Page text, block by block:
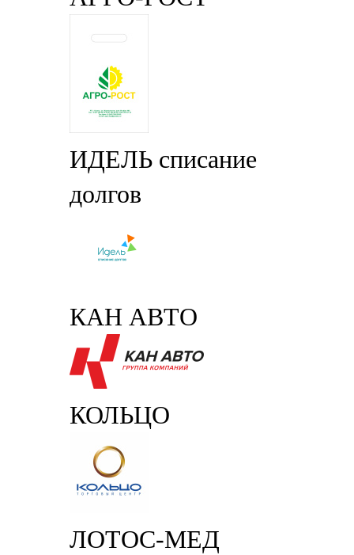
ИДЕЛЬ списание
долгов
КАН АВТО
КОЛЬЦО
ЛОТОС-МЕД